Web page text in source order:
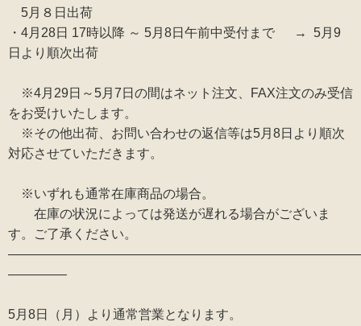
5月８日出荷
・4月28日 17時以降 ～ 5月8日午前中受付まで → 5月9
日より順次出荷
※4月29日～5月7日の間はネット注文、FAX注文のみ受信
をお受けいたします。
※その他出荷、お問い合わせの返信等は5月8日より順次
対応させていただきます。
※いずれも通常在庫商品の場合。
在庫の状況によっては発送が遅れる場合がございま
す。ご了承ください。
————–
5月8日（月）より通常営業となります。